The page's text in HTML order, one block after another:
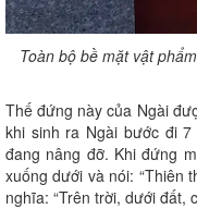
Toàn bộ bề mặt vật
Thế đứng này của Ngài
khi sinh ra Ngài bước đi
đang nâng đỡ. Khi đứng
xuống dưới và nói: “Thiên
nghĩa: “Trên trời, dưới đất,